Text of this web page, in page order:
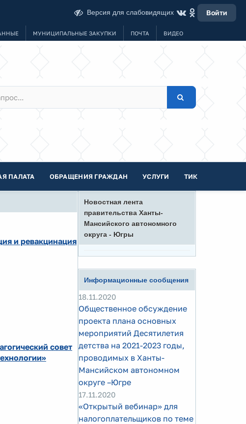
Версия для слабовидящих Войти
МУНИЦИПАЛЬНЫЕ ЗАКУПКИ ПОЧТА ВИДЕО
ПАЛАТА ОБРАЩЕНИЯ ГРАЖДАН УСЛУГИ ТИК
и ревакцинация
совет
Новостная лента
правительства Ханты-
Мансийского автономного
округа - Югры
Информационные сообщения
18.11.2020
Общественное обсуждение
проекта плана основных
мероприятий Десятилетия
детства на 2021-2023 годы,
проводимых в Ханты-
Мансийском автономном
округе –Югре
17.11.2020
«Открытый вебинар» для
налогоплательщиков по теме